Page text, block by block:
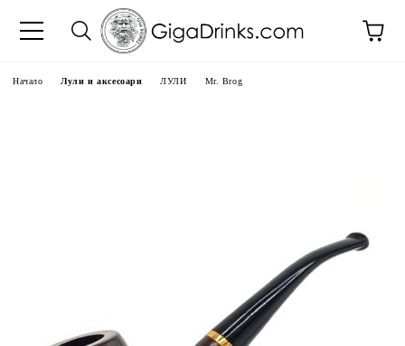
Начало Лули и аксесоари ЛУЛИ Mr. Brog